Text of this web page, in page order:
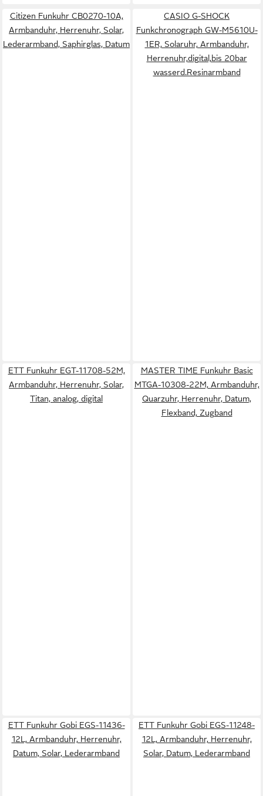
Citizen Funkuhr CB0270-10A,
Armbanduhr, Herrenuhr, Solar,
Lederarmband, Saphirglas, Datum
CASIO G-SHOCK
Funkchronograph GW-M5610U-
1ER, Solaruhr, Armbanduhr,
Herrenuhr,digital,bis 20bar
wasserd.Resinarmband
ETT Funkuhr EGT-11708-52M,
Armbanduhr, Herrenuhr, Solar,
Titan, analog, digital
MASTER TIME Funkuhr Basic
MTGA-10308-22M, Armbanduhr,
Quarzuhr, Herrenuhr, Datum,
Flexband, Zugband
ETT Funkuhr Gobi EGS-11436-
12L, Armbanduhr, Herrenuhr,
Datum, Solar, Lederarmband
ETT Funkuhr Gobi EGS-11248-
12L, Armbanduhr, Herrenuhr,
Solar, Datum, Lederarmband